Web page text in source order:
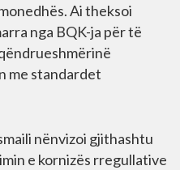
Ai theksoi
nga BQK-ja për të
me standardet
nënvizoi gjithashtu
e kornizës rregullative